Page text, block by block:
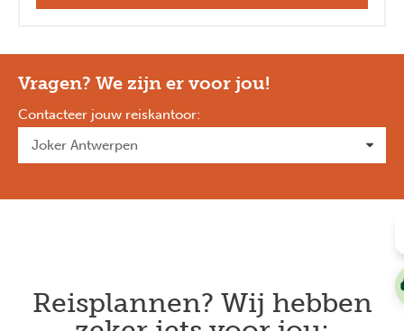
Vragen? We zijn er voor jou!
Contacteer jouw reiskantoor:
Reisplannen? Wij hebben